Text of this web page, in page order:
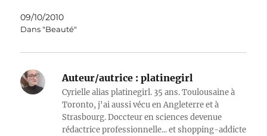
09/10/2010
Dans "Beauté"
Auteur/autrice : platinegirl
Cyrielle alias platinegirl. 35 ans. Toulousaine à
Toronto, j'ai aussi vécu en Angleterre et à
Strasbourg. Doccteur en sciences devenue
rédactrice professionnelle... et shopping-addicte